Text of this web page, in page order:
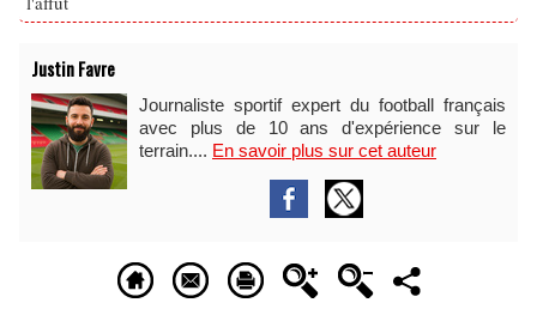
Justin Favre
Journaliste sportif expert du football français
avec plus de 10 ans d'expérience sur le
terrain.... En savoir plus sur cet auteur